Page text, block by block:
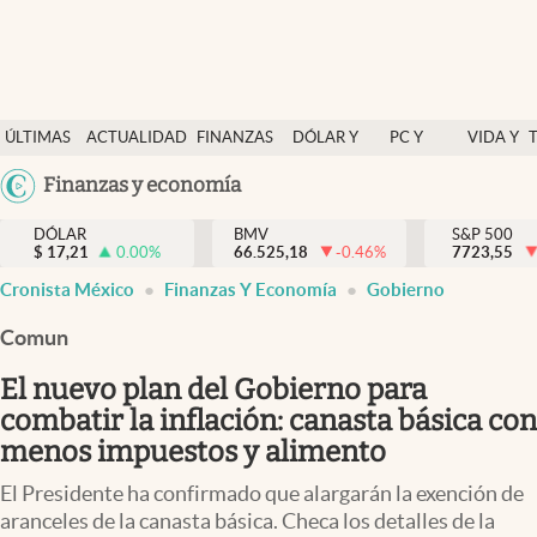
ÚLTIMAS
NOTICIAS
ACTUALIDAD
FINANZAS
DÓLAR Y
PC Y
VIDA Y
México
Finanzas y economía
Actualidad
Finanzas y economía
Dólar y mercados
Pc y celular
Vida y estilo
Tv
DÓLAR
$ 17,21 0.00%
BMV
66.525,18
-0.46%
S&P 500
7723,55
Cronista México Finanzas Y Economía Gobierno
Comun
El nuevo plan del Gobierno para
combatir la inflación: canasta básica con
menos impuestos y alimento
El Presidente ha confirmado que alargarán la exención de
aranceles de la canasta básica. Checa los detalles de la